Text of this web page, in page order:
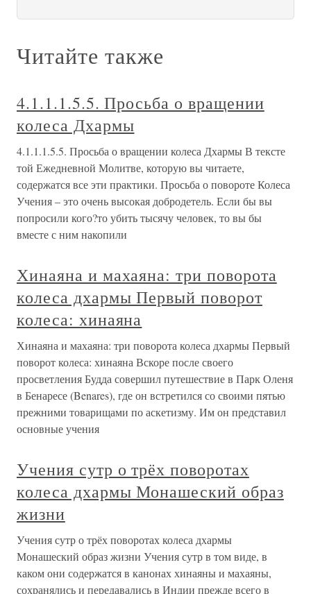
Читайте также
4.1.1.1.5.5. Просьба о вращении
колеса Дхармы
4.1.1.1.5.5. Просьба о вращении колеса Дхармы В тексте
той Ежедневной Молитве, которую вы читаете,
содержатся все эти практики. Просьба о повороте Колеса
Учения – это очень высокая добродетель. Если бы вы
попросили кого?то убить тысячу человек, то вы бы
вместе с ним накопили
Хинаяна и махаяна: три поворота
колеса дхармы Первый поворот
колеса: хинаяна
Хинаяна и махаяна: три поворота колеса дхармы Первый
поворот колеса: хинаяна Вскоре после своего
просветления Будда совершил путешествие в Парк Оленя
в Бенаресе (Benares), где он встретился со своими пятью
прежними товарищами по аскетизму. Им он представил
основные учения
Учения сутр о трёх поворотах
колеса дхармы Монашеский образ
жизни
Учения сутр о трёх поворотах колеса дхармы
Монашеский образ жизни Учения сутр в том виде, в
каком они содержатся в канонах хинаяны и махаяны,
сохранялись и передавались в Индии прежде всего в